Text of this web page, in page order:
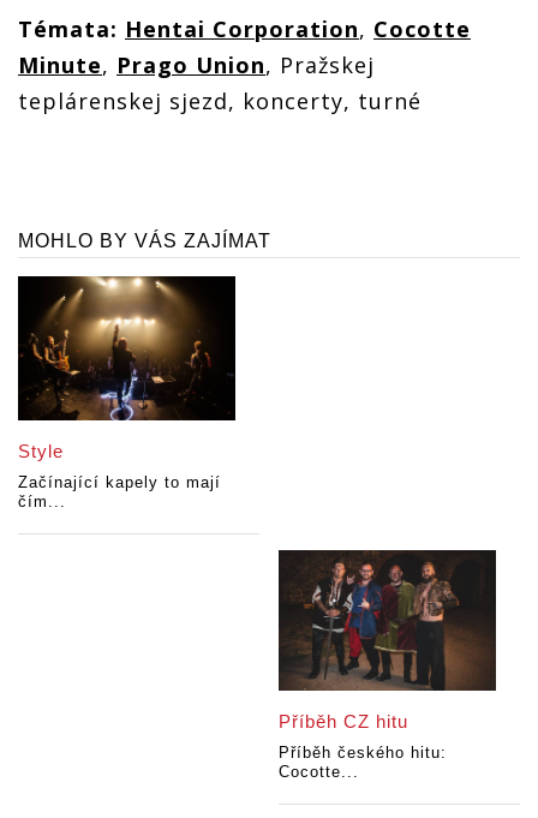
Témata: Hentai Corporation, Cocotte
Minute, Prago Union, Pražskej
teplárenskej sjezd, koncerty, turné
MOHLO BY VÁS ZAJÍMAT
Style
Začínající kapely to mají
čím...
Příběh CZ hitu
Příběh českého hitu:
Cocotte...